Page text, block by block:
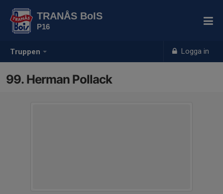
Truppen Logga in
TRANÅS BoIS
P16
99. Herman Pollack